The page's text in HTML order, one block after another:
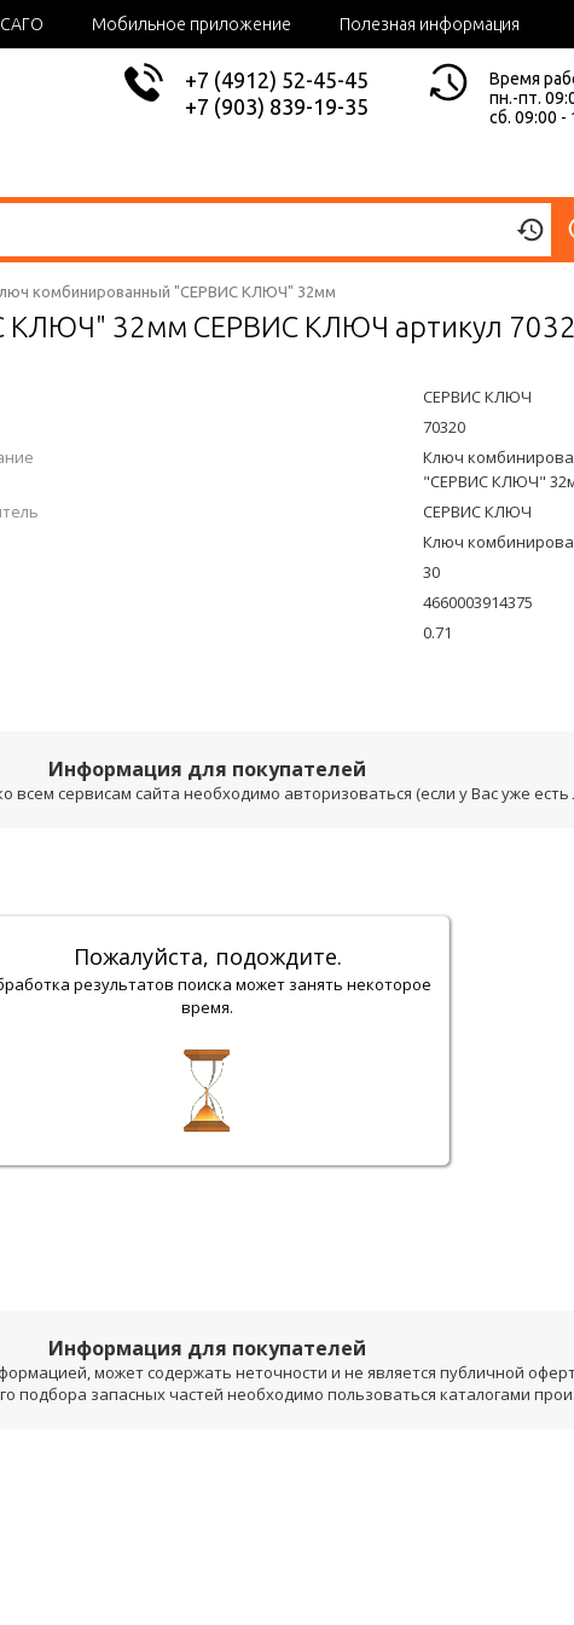
Мобильное приложение Полезная информация
+7 (4912) 52-45-45
+7 (903) 839-19-35
Время
пн.-пт.
сб. 09:00 -
комбинированный "СЕРВИС КЛЮЧ" 32мм
КЛЮЧ" 32мм СЕРВИС КЛЮЧ артикул
СЕРВИС КЛЮЧ
70320
Ключ
"СЕРВИС КЛЮЧ"
СЕРВИС КЛЮЧ
Ключ
30
4660003914375
0.71
Информация для покупателей
сервисам сайта необходимо авторизоваться (если у Вас уже есть
Пожалуйста, подождите.
результатов поиска может занять некоторое
время.
Информация для покупателей
может содержать неточности и не является публичной
подбора запасных частей необходимо пользоваться каталогами